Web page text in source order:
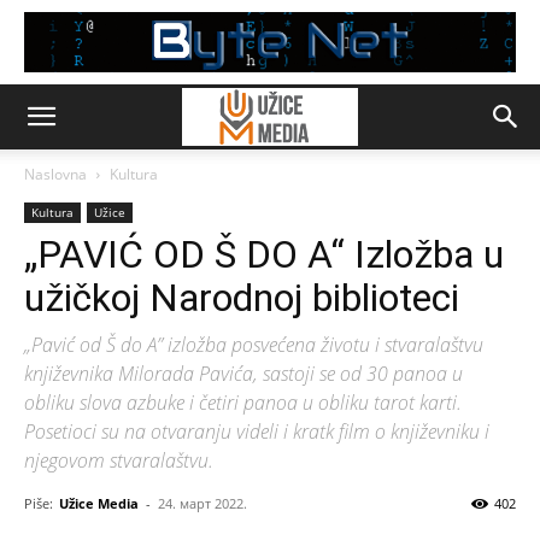
Naslovna Kultura
Kultura Užice
„PAVIĆ OD Š DO A“ Izložba u
užičkoj Narodnoj biblioteci
„Pavić od Š do A” izložba posvećena životu i stvaralaštvu
književnika Milorada Pavića, sastoji se od 30 panoa u
obliku slova azbuke i četiri panoa u obliku tarot karti.
Posetioci su na otvaranju videli i kratk film o književniku i
njegovom stvaralaštvu.
Piše: Užice Media - 24. март 2022. 402